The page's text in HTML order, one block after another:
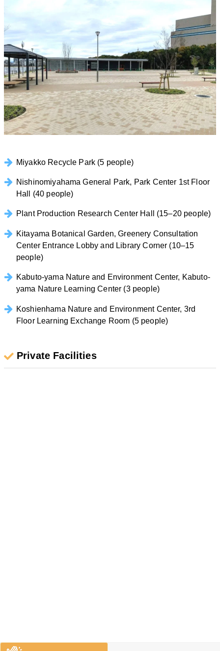
Miyakko Recycle Park (5 people)
Nishinomiyahama General Park, Park Center 1st Floor
Hall (40 people)
Plant Production Research Center Hall (15–20 people)
Kitayama Botanical Garden, Greenery Consultation
Center Entrance Lobby and Library Corner (10–15
people)
Kabuto-yama Nature and Environment Center, Kabuto-
yama Nature Learning Center (3 people)
Koshienhama Nature and Environment Center, 3rd
Floor Learning Exchange Room (5 people)
Private Facilities